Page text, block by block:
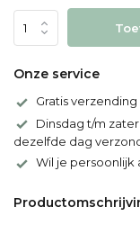
Onze service
Gratis verzending
Dinsdag t/m
dezelfde dag
Wil je persoonlijk